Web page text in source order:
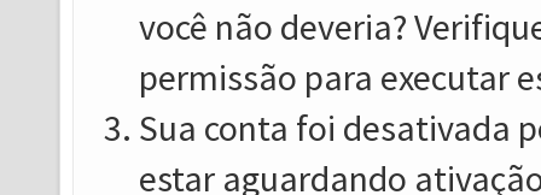
você não deveria?
permissão para executar
Sua conta foi desativada
estar aguardando